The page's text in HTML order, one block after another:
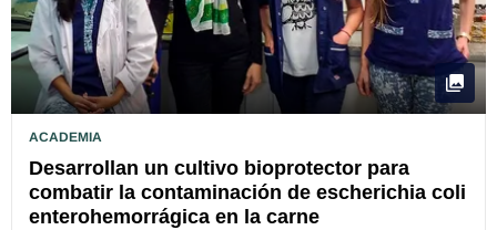
ACADEMIA
Desarrollan un cultivo bioprotector para
combatir la contaminación de escherichia coli
enterohemorrágica en la carne